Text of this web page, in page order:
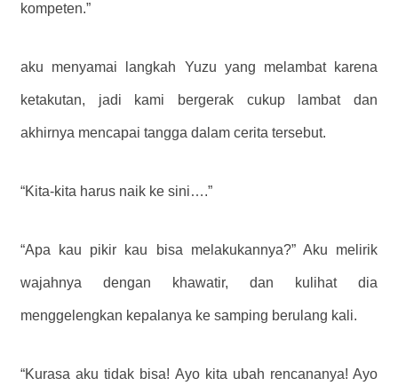
kompeten.”
aku menyamai langkah Yuzu yang melambat karena
ketakutan, jadi kami bergerak cukup lambat dan
akhirnya mencapai tangga dalam cerita tersebut.
“Kita-kita harus naik ke sini….”
“Apa kau pikir kau bisa melakukannya?” Aku melirik
wajahnya dengan khawatir, dan kulihat dia
menggelengkan kepalanya ke samping berulang kali.
“Kurasa aku tidak bisa! Ayo kita ubah rencananya! Ayo